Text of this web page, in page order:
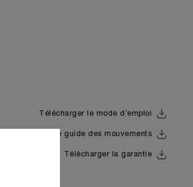
Télécharger le mode d’emploi
Télécharger le guide des mouvements
Télécharger la garantie